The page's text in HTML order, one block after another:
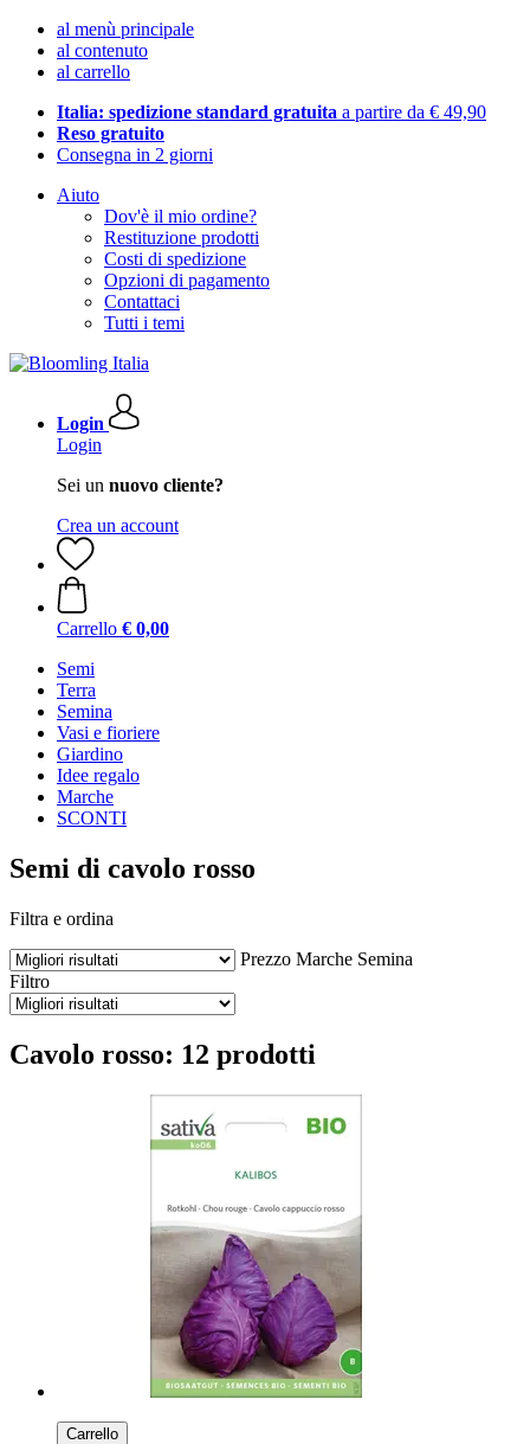
al menù principale
al contenuto
al carrello
Italia: spedizione standard gratuita a partire da € 49,90
Reso gratuito
Consegna in 2 giorni
Aiuto
Dov'è il mio ordine?
Restituzione prodotti
Costi di spedizione
Opzioni di pagamento
Contattaci
Tutti i temi
Login
Login
Sei un nuovo cliente?
Crea un account
Carrello € 0,00
Semi
Terra
Semina
Vasi e fioriere
Giardino
Idee regalo
Marche
SCONTI
Semi di cavolo rosso
Filtra e ordina
Prezzo Marche Semina
Filtro
Cavolo rosso: 12 prodotti
Carrello